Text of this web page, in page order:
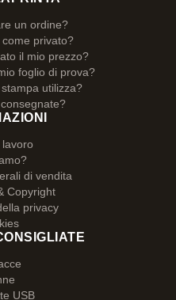
un ordine?
privato?
il mio prezzo?
foglio di prova?
utilizza?
di vendita
Copyright
privacy
USB